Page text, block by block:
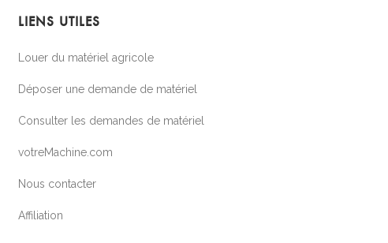
LIENS UTILES
Louer du matériel agricole
Déposer une demande de matériel
Consulter les demandes de matériel
votreMachine.com
Nous contacter
Affiliation